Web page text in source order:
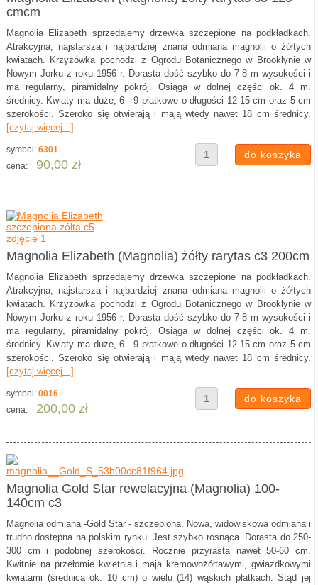
cmcm
Magnolia Elizabeth sprzedajemy drzewka szczepione na podkładkach.
Atrakcyjna, najstarsza i najbardziej znana odmiana magnolii o żółtych
kwiatach. Krzyżówka pochodzi z Ogrodu Botanicznego w Brooklynie w
Nowym Jorku z roku 1956 r. Dorasta dość szybko do 7-8 m wysokości i
ma regularny, piramidalny pokrój. Osiąga w dolnej części ok. 4 m.
średnicy. Kwiaty ma duże, 6 - 9 płatkowe o długości 12-15 cm oraz 5 cm
szerokości. Szeroko się otwierają i mają wtedy nawet 18 cm średnicy.
[czytaj więcej...]
symbol: 6301
cena:
90,00 zł
Magnolia Elizabeth (Magnolia) żółty rarytas c3 200cm
Magnolia Elizabeth sprzedajemy drzewka szczepione na podkładkach.
Atrakcyjna, najstarsza i najbardziej znana odmiana magnolii o żółtych
kwiatach. Krzyżówka pochodzi z Ogrodu Botanicznego w Brooklynie w
Nowym Jorku z roku 1956 r. Dorasta dość szybko do 7-8 m wysokości i
ma regularny, piramidalny pokrój. Osiąga w dolnej części ok. 4 m.
średnicy. Kwiaty ma duże, 6 - 9 płatkowe o długości 12-15 cm oraz 5 cm
szerokości. Szeroko się otwierają i mają wtedy nawet 18 cm średnicy.
[czytaj więcej...]
symbol: 0016
cena:
200,00 zł
Magnolia Gold Star rewelacyjna (Magnolia) 100-
140cm c3
Magnolia odmiana -Gold Star - szczepiona. Nowa, widowiskowa odmiana i
trudno dostępna na polskim rynku. Jest szybko rosnąca. Dorasta do 250-
300 cm i podobnej szerokości. Rocznie przyrasta nawet 50-60 cm.
Kwitnie na przełomie kwietnia i maja kremowożółtawymi, gwiazdkowymi
kwiatami (średnica ok. 10 cm) o wielu (14) wąskich płatkach. Stąd jej